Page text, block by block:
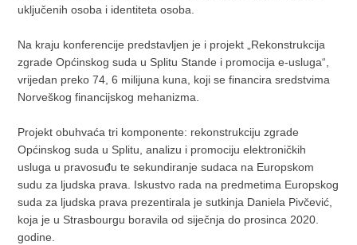
uključenih osoba i identiteta osoba.
Na kraju konferencije predstavljen je i projekt „Rekonstrukcija
zgrade Općinskog suda u Splitu Stande i promocija e-usluga“,
vrijedan preko 74, 6 milijuna kuna, koji se financira sredstvima
Norveškog financijskog mehanizma.
Projekt obuhvaća tri komponente: rekonstrukciju zgrade
Općinskog suda u Splitu, analizu i promociju elektroničkih
usluga u pravosuđu te sekundiranje sudaca na Europskom
sudu za ljudska prava. Iskustvo rada na predmetima Europskog
suda za ljudska prava prezentirala je sutkinja Daniela Pivčević,
koja je u Strasbourgu boravila od siječnja do prosinca 2020.
godine.